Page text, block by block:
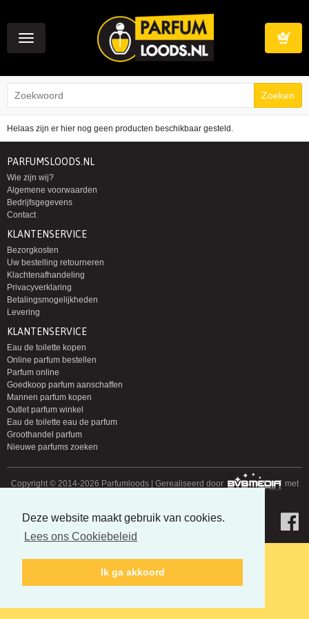
Deze website maakt gebruik van cookies.
Lees ons Cookiebeleid
Ik ga akkoord
Toggle
navigation
Helaas zijn er hier nog geen producten beschikbaar gesteld.
PARFUMSLOODS.NL
Wie zijn wij?
Algemene voorwaarden
Bedrijfsgegevens
Contact
KLANTENSERVICE
Bezorgkosten
Uw bestelling retourneren
Klachtenafhandeling
Privacyverklaring
Betalingsmogelijkheden
Levering
KLANTENSERVICE
Eau de toilette kopen
Online parfum bestellen
Parfum online
Goedkoop parfum aanschaffen
Mannen parfum kopen
Outlet parfum winkel
Eau de toilette eau de parfum
Groothandel parfum
Nieuwe parfums zoeken
Copyright © 2014-2026 Parfumloods | Gerealiseerd door met